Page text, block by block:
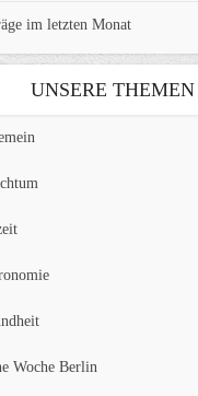
im letzten Monat
UNSERE THEMEN
Woche Berlin